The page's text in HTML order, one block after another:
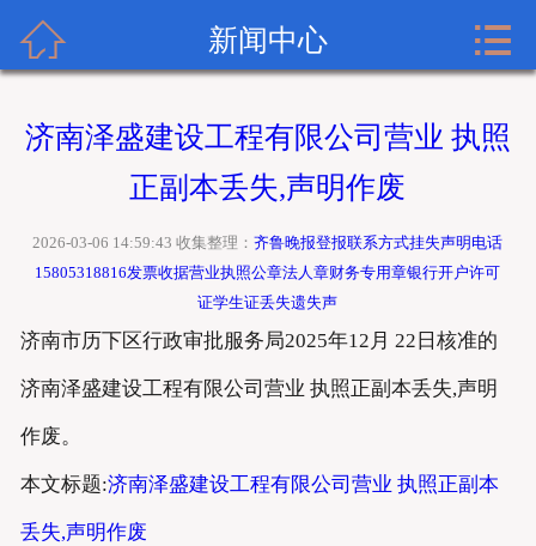
齐鲁晚报广告网首页
齐鲁晚报登报内容
齐鲁晚报登报格式
齐鲁晚报登报挂失流程
齐鲁晚报联系方式
 新闻中心 
济南泽盛建设工程有限公司营业 执照
正副本丢失,声明作废
2026-03-06 14:59:43 收集整理：齐鲁晚报登报联系方式挂失声明电话
15805318816发票收据营业执照公章法人章财务专用章银行开户许可
证学生证丢失遗失声
济南市历下区行政审批服务局2025年12月 22日核准的
济南泽盛建设工程有限公司营业 执照正副本丢失,声明
作废。
本文标题:济南泽盛建设工程有限公司营业 执照正副本
丢失,声明作废